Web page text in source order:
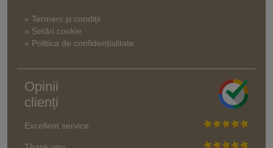
» Termeni și condiții
» Setări cookie
» Politica de confidențialitate
Opinii
clienți
Excellent service